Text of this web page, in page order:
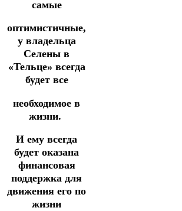
самые
оптимистичные,
у владельца
Селены в
«Тельце» всегда
будет все
необходимое в
жизни.
И ему всегда
будет оказана
финансовая
поддержка для
движения его по
жизни